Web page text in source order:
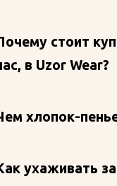
стоит
в Uzor Wear?
хлопок-
ухаживать